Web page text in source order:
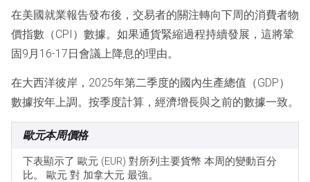
在美國就業報告發布後，交易者的關注轉向下周的消費者物
價指數（CPI）數據。如果通貨緊縮過程持續發展，這將鞏
固9月16-17日會議上降息的理由。
在大西洋彼岸，2025年第二季度的國內生產總值（GDP）
數據按年上調。按季度計算，經濟增長與之前的數據一致。
歐元本周價格
下表顯示了 歐元 (EUR) 對所列主要貨幣 本周的變動百分
比。 歐元 對 加拿大元 最強。